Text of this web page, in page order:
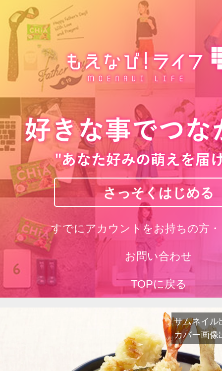
さっそくはじめる
すでにアカウントをお持ちの方
お問い合わせ
TOPに戻る
サムネイル
カバー画像